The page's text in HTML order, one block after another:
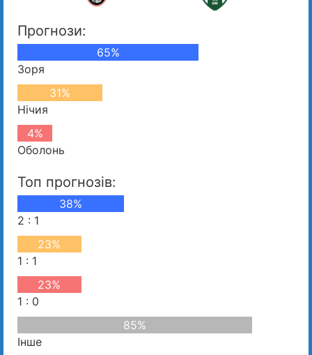
Прогнози:
65%
Зоря
31%
Нічия
4%
Оболонь
Топ прогнозів:
38%
2 : 1
23%
1 : 1
23%
1 : 0
85%
Інше